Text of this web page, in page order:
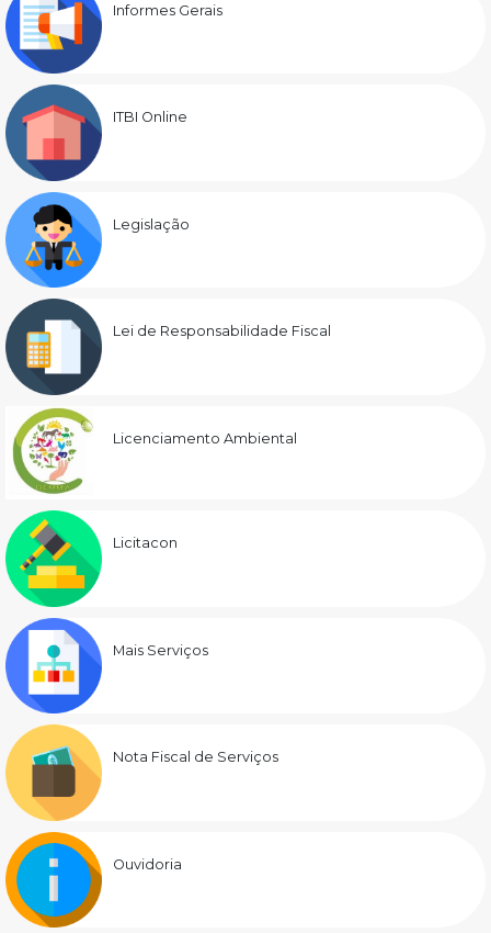
Informes Gerais
ITBI Online
Legislação
Lei de Responsabilidade Fiscal
Licenciamento Ambiental
Licitacon
Mais Serviços
Nota Fiscal de Serviços
Ouvidoria